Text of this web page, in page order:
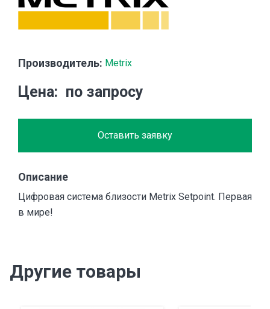
Производитель: Metrix
Цена по запросу
Оставить заявку
Описание
Цифровая система близости Metrix Setpoint. Первая
в мире!
Другие товары